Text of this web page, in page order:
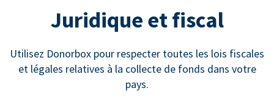
Juridique et fiscal
Utilisez Donorbox pour respecter toutes les lois fiscales
et légales relatives à la collecte de fonds dans votre
pays.